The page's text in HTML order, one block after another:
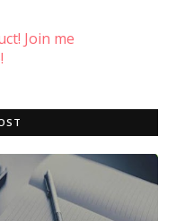
Join me